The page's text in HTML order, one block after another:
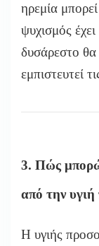
ηρεμία
ψυχισμός έχει
δυσάρεστο θα
εμπιστευτεί
3. Πώς
από την
Η υγιής